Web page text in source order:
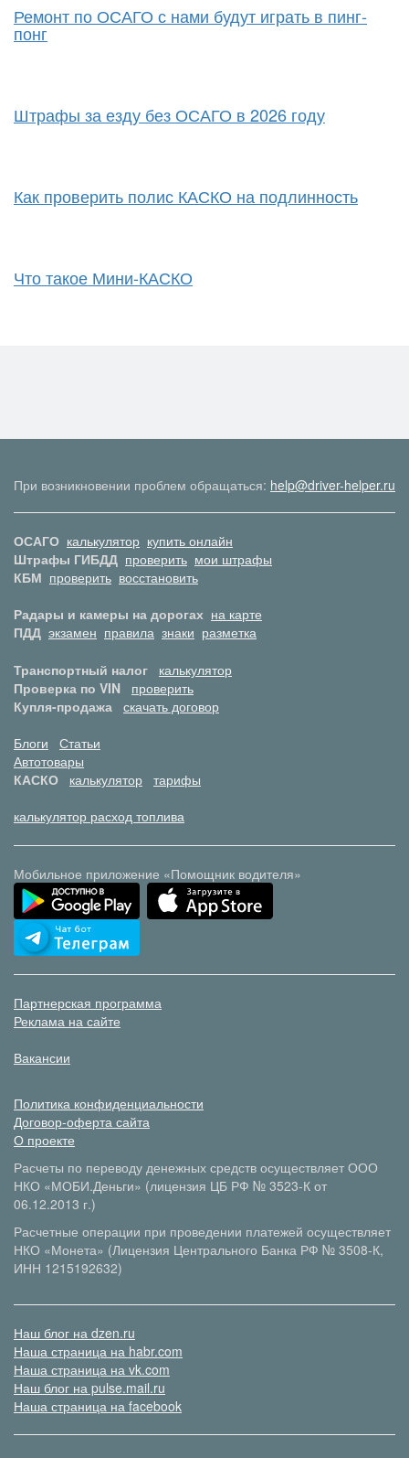
Ремонт по ОСАГО с нами будут играть в пинг-
понг
Штрафы за езду без ОСАГО в 2026 году
Как проверить полис КАСКО на подлинность
Что такое Мини-КАСКО
При возникновении проблем обращаться: help@driver-helper.ru
ОСАГО калькулятор купить онлайн
Штрафы ГИБДД проверить мои штрафы
КБМ проверить восстановить
Радары и камеры на дорогах на карте
ПДД экзамен правила знаки разметка
Транспортный налог
калькулятор
Проверка по VIN
проверить
Купля-продажа скачать договор
Блоги
Статьи
Автотовары
КАСКО
калькулятор тарифы
калькулятор расход топлива
Мобильное приложение «Помощник водителя»
Партнерская программа
Реклама на сайте
Вакансии
Политика конфиденциальности
Договор-оферта сайта
О проекте
Расчеты по переводу денежных средств осуществляет ООО
НКО «МОБИ.Деньги» (лицензия ЦБ РФ № 3523-К от
06.12.2013 г.)
Расчетные операции при проведении платежей осуществляет
НКО «Монета» (Лицензия Центрального Банка РФ № 3508-К,
ИНН 1215192632)
Наш блог на dzen.ru
Наша страница на habr.com
Наша страница на vk.com
Наш блог на pulse.mail.ru
Наша страница на facebook